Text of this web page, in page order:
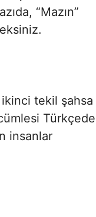
“Mazın”
ikinci tekil şahsa
Türkçede
insanlar